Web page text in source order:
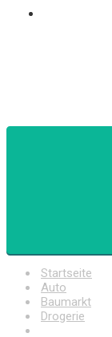
Startseite
Auto
Baumarkt
Drogerie